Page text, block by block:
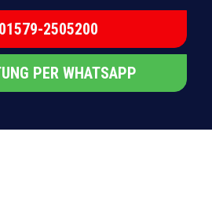
01579-2505200
PER WHATSAPP